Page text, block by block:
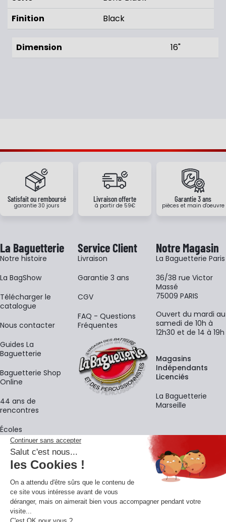
Finition
Black
Dimension 16"
Satisfait ou remboursé
garantie 30 jours
Livraison offerte
à partir de 59€
Garantie 3 ans
pièces et main d'oeuvre
La Baguetterie
Notre histoire
La BagShow
​Télécharger le
catalogue
Nous contacter
Guides La
Baguetterie
Baguetterie Shop
Online
44 ans de
rencontres
Écoles
Service Client
Livraison
Garantie 3 ans
CGV
FAQ - Questions
Fréquentes
Notre Magasin
La Baguetterie Paris
36/38 rue Victor
Massé
75009 PARIS
Ouvert du mardi au
samedi de 10h à
12h30 et de 14 à 19h
Magasins
Indépendants
Licenciés
La Baguetterie
Marseille
La newsletter
Adresse e-mail
En vous inscrivant à notre newsletter, vous acceptez notre
confidentialité.
Retrouvons-nous sur